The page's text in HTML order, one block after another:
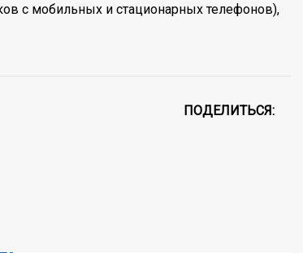
с мобильных и стационарных телефонов),
ПОДЕЛИТЬСЯ: